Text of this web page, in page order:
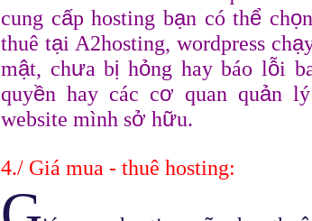
cung cấp hosting bạn có thể chọ
thuê tại A2hosting, wordpress chạ
mật, chưa bị hỏng hay báo lỗi
quyền hay các cơ quan quản
website mình sở hữu.
4./ Giá mua - thuê hosting: